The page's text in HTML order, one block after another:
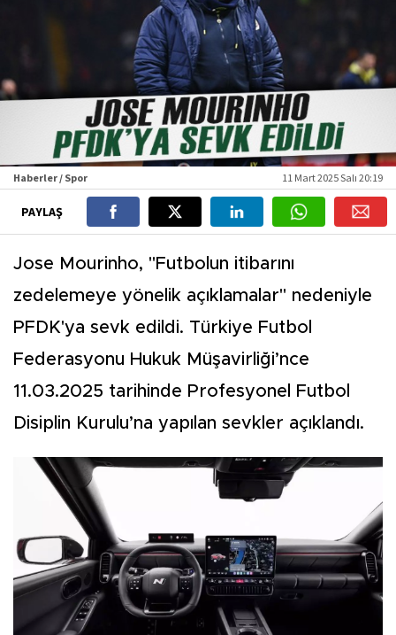
Haberler / Spor 11 Mart 2025 Salı 20:19
PAYLAŞ
Jose Mourinho, "Futbolun itibarını
zedelemeye yönelik açıklamalar" nedeniyle
PFDK'ya sevk edildi. Türkiye Futbol
Federasyonu Hukuk Müşavirliği’nce
11.03.2025 tarihinde Profesyonel Futbol
Disiplin Kurulu’na yapılan sevkler açıklandı.